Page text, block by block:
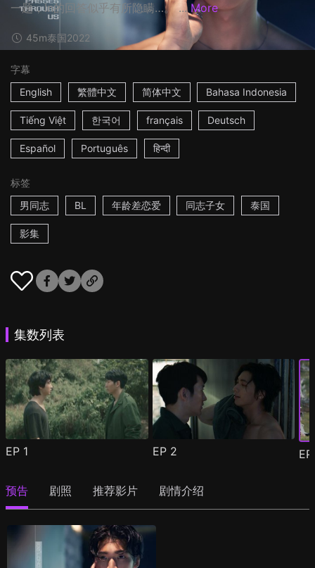
一题，In的回答似乎有所隐瞒…。 ... More
45m泰国2022
字幕
English
繁體中文 简体中文 Bahasa Indonesia
Tiếng Việt 한국어 français Deutsch
Español Português हिन्दी
标签
男同志
BL 年龄差恋爱 同志子女 泰国
影集
集数列表
EP 1 EP 2
预告 剧照 推荐影片 剧情介绍